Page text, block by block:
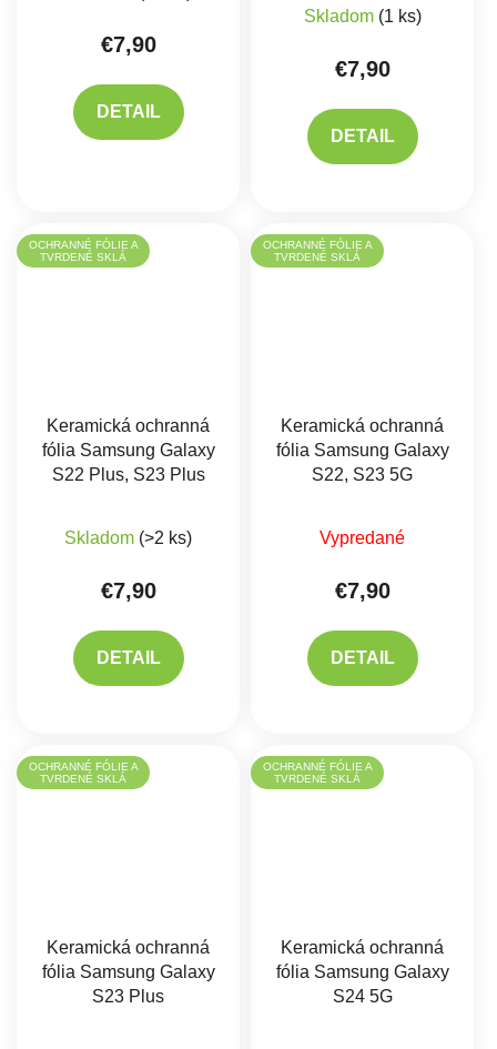
€7,90
DETAIL
Skladom (1 ks)
€7,90
DETAIL
OCHRANNÉ FÓLIE A
TVRDENÉ SKLÁ
Keramická ochranná
fólia Samsung Galaxy
S22 Plus, S23 Plus
Skladom (>2 ks)
€7,90
DETAIL
OCHRANNÉ FÓLIE A
TVRDENÉ SKLÁ
Keramická ochranná
fólia Samsung Galaxy
S22, S23 5G
Vypredané
€7,90
DETAIL
OCHRANNÉ FÓLIE A
TVRDENÉ SKLÁ
Keramická ochranná
fólia Samsung Galaxy
S23 Plus
OCHRANNÉ FÓLIE A
TVRDENÉ SKLÁ
Keramická ochranná
fólia Samsung Galaxy
S24 5G